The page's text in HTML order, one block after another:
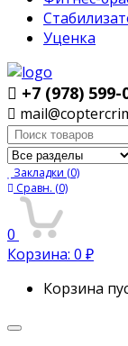
Уценка
+7 (978) 599-
Поиск:
Закладки (0)
Сравн. (0)
0
Корзина: 0 ₽
Корзина
Переключить